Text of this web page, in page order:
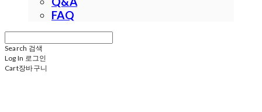
FAQ
Search 검색
Log In 로그인
Cart장바구니